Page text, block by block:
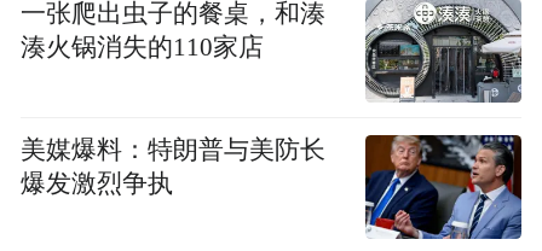
一张爬出虫子的餐桌，和湊
湊火锅消失的110家店
美媒爆料：特朗普与美防长
爆发激烈争执